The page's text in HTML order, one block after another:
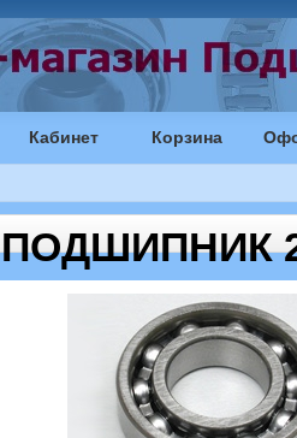
Кабинет Корзина
ПОДШИПНИК